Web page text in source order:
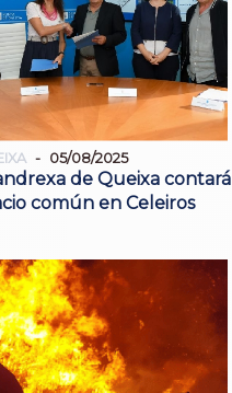
05/08/2025
de Queixa contará
común en Celeiros